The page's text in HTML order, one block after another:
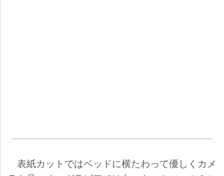
表紙カットではベッドに横たわって優しくカメ